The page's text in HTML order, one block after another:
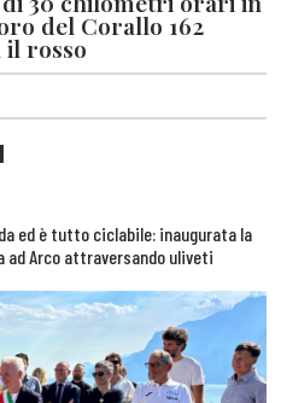
del Corallo 162
rosso
ed è tutto ciclabile: inaugurata la
ad Arco attraversando uliveti